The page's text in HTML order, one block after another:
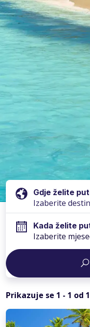
Gdje želite
Kada želite
Izaberite
Prikazuje se 1 - 1 od 1